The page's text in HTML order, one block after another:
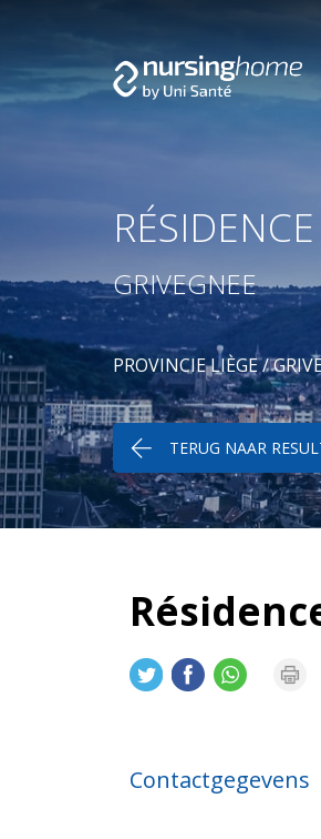
GRIVEGNEE
PROVINCIE LIÈGE/
TERUG NAAR
Contactgegevens